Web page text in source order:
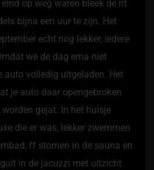
op weg waren bleek de rit
bijna een uur te zijn. Het
echt nog lekker, iedere
we de dag erna niet
auto volledig uitgeladen. Het
je auto daar opengebroken
gejat. In het huisje
die er was, lekker zwemmen
ff stomen in de sauna en
in de jacuzzi met uitzicht